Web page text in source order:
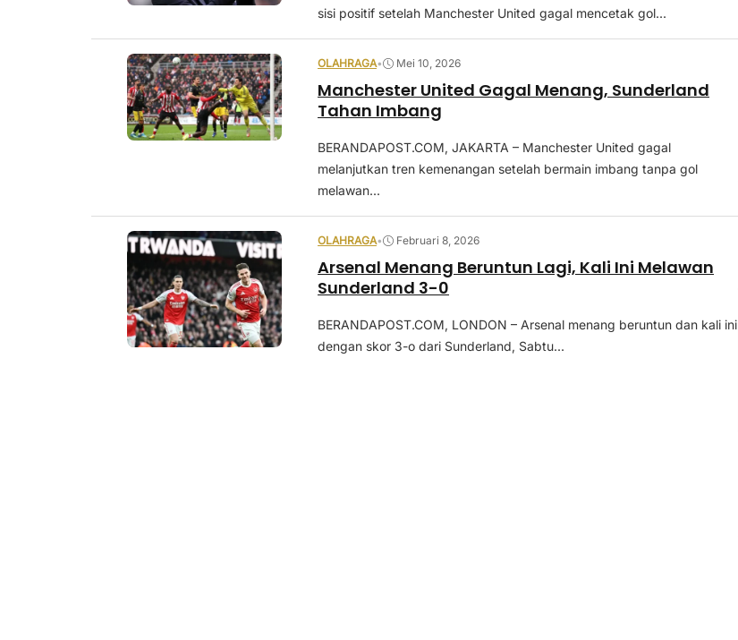
sisi positif setelah Manchester United gagal mencetak gol...
OLAHRAGA• Mei 10, 2026
Manchester United Gagal Menang, Sunderland
Tahan Imbang
BERANDAPOST.COM, JAKARTA – Manchester United gagal
melanjutkan tren kemenangan setelah bermain imbang tanpa gol
melawan...
OLAHRAGA• Februari 8, 2026
Arsenal Menang Beruntun Lagi, Kali Ini Melawan
Sunderland 3-0
BERANDAPOST.COM, LONDON – Arsenal menang beruntun dan kali ini
dengan skor 3-o dari Sunderland, Sabtu...